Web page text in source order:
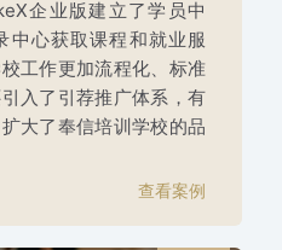
企业版建立了学员中
中心获取课程和就业服
工作更加流程化、标准
入了引荐推广体系，有
大了奉信培训学校的品
查看案例